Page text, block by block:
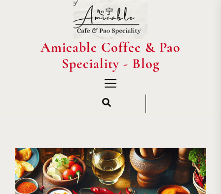
Amicable
Coffee
&
Pao
Amicable Coffee & Pao
Speciality - Blog